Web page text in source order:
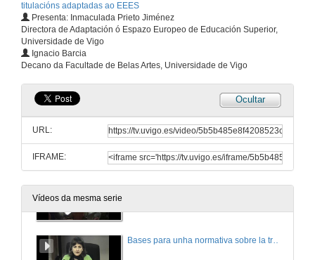
titulacións adaptadas ao EEES
Presenta: Inmaculada Prieto Jiménez
Directora de Adaptación ó Espazo Europeo de Educación Superior,
Universidade de Vigo
Ignacio Barcia
Decano da Facultade de Belas Artes, Universidade de Vigo
Ocultar
URL:
IFRAME:
Vídeos da mesma serie
27 de xan. de 2009
27 de xan. de 2009
Bases para unha normativa sobre la transferencia e recoñecemento de créditos no Sistema Universitario de Galicia